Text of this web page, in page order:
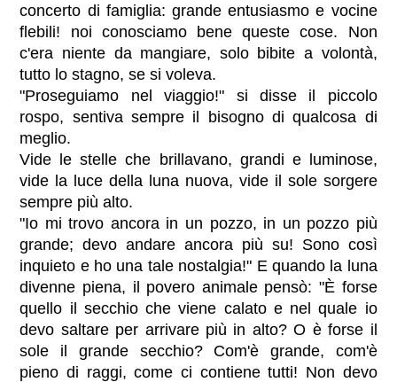
concerto di famiglia: grande entusiasmo e vocine
flebili! noi conosciamo bene queste cose. Non
c'era niente da mangiare, solo bibite a volontà,
tutto lo stagno, se si voleva.
"Proseguiamo nel viaggio!" si disse il piccolo
rospo, sentiva sempre il bisogno di qualcosa di
meglio.
Vide le stelle che brillavano, grandi e luminose,
vide la luce della luna nuova, vide il sole sorgere
sempre più alto.
"Io mi trovo ancora in un pozzo, in un pozzo più
grande; devo andare ancora più su! Sono così
inquieto e ho una tale nostalgia!" E quando la luna
divenne piena, il povero animale pensò: "È forse
quello il secchio che viene calato e nel quale io
devo saltare per arrivare più in alto? O è forse il
sole il grande secchio? Com'è grande, com'è
pieno di raggi, come ci contiene tutti! Non devo